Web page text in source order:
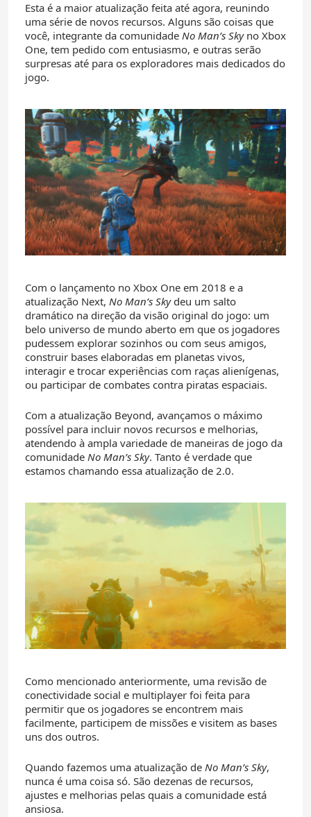
Esta é a maior atualização feita até agora, reunindo
uma série de novos recursos. Alguns são coisas que
você, integrante da comunidade No Man’s Skyno Xbox
One, tem pedido com entusiasmo, e outras serão
surpresas até para os exploradores mais dedicados do
jogo.
Com o lançamento no Xbox One em 2018 e a
atualização Next, No Man’s Skydeu um salto
dramático na direção da visão original do jogo: um
belo universo de mundo aberto em que os jogadores
pudessem explorar sozinhos ou com seus amigos,
construir bases elaboradas em planetas vivos,
interagir e trocar experiências com raças alienígenas,
ou participar de combates contra piratas espaciais.
Com a atualização Beyond, avançamos o máximo
possível para incluir novos recursos e melhorias,
atendendo à ampla variedade de maneiras de jogo da
comunidade No Man’s Sky. Tanto é verdade que
estamos chamando essa atualização de 2.0.
Como mencionado anteriormente, uma revisão de
conectividade social e multiplayer foi feita para
permitir que os jogadores se encontrem mais
facilmente, participem de missões e visitem as bases
uns dos outros.
Quando fazemos uma atualização de No Man’s Sky,
nunca é uma coisa só. São dezenas de recursos,
ajustes e melhorias pelas quais a comunidade está
ansiosa.